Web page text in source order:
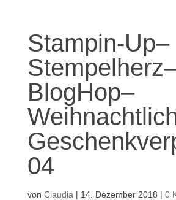
Stampin-Up–
BlogHop–
04
von Claudia | 14. Dezember 2018 | 0